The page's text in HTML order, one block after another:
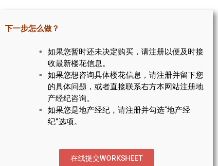
楼花地图
楼花转让专区
多伦多市中心楼花项目
怡陶碧谷社区介绍
下一步怎么做？
如果您暂时还未决定购买，请注册以便及时接
收最新楼花信息。
如果您想咨询具体楼花信息，请注册并留下您
的具体问题，或者直接联系右方本网站注册地
产经纪咨询。
如果您是地产经纪，请注册并勾选“地产经
纪”选项。
在线提交WORKSHEET